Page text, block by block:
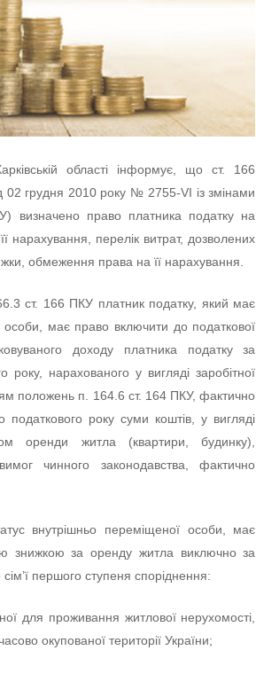
області інформує, що ст. 166
02 грудня 2010 року № 2755-VІ із змінами
право платника податку на
нарахування, перелік витрат, дозволених
обмеження права на її нарахування.
ст. 166 ПКУ платник податку, який має
особи, має право включити до податкової
доходу платника податку за
року, нарахованого у вигляді заробітної
положень п. 164.6 ст. 164 ПКУ, фактично
податкового року суми коштів, у вигляді
оренди житла (квартири, будинку),
чинного законодавства, фактично
внутрішньо переміщеної особи, має
знижкою за оренду житла виключно за
першого ступеня споріднення:
для проживання житлової нерухомості,
окупованої території України;